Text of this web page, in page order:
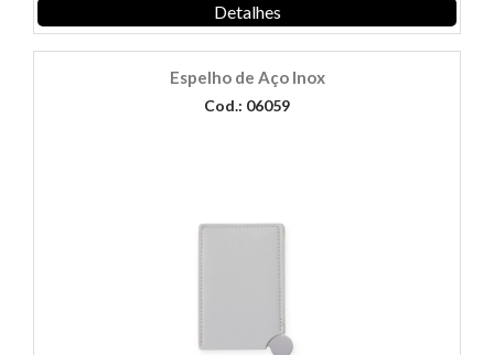
Detalhes
Espelho de Aço Inox
Cod.: 06059